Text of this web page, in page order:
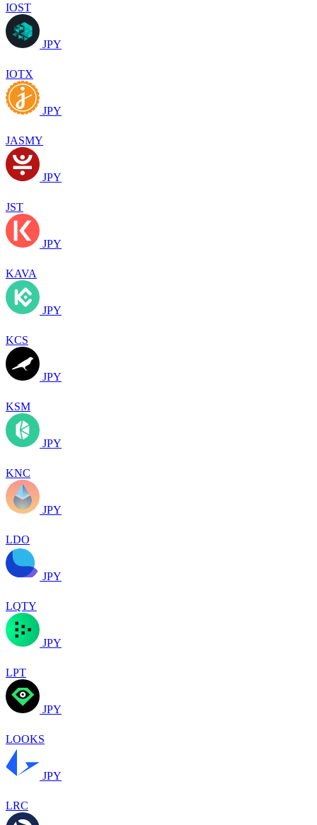
IOST
JPY
IOTX
JPY
JASMY
JPY
JST
JPY
KAVA
JPY
KCS
JPY
KSM
JPY
KNC
JPY
LDO
JPY
LQTY
JPY
LPT
JPY
LOOKS
JPY
LRC